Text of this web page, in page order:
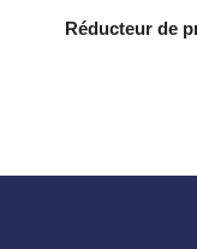
Réducteur de